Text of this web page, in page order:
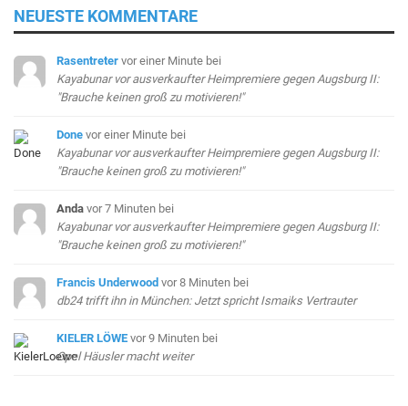
NEUESTE KOMMENTARE
Rasentreter vor einer Minute bei
Kayabunar vor ausverkaufter Heimpremiere gegen Augsburg II:
"Brauche keinen groß zu motivieren!"
Done vor einer Minute bei
Kayabunar vor ausverkaufter Heimpremiere gegen Augsburg II:
"Brauche keinen groß zu motivieren!"
Anda vor 7 Minuten bei
Kayabunar vor ausverkaufter Heimpremiere gegen Augsburg II:
"Brauche keinen groß zu motivieren!"
Francis Underwood vor 8 Minuten bei
db24 trifft ihn in München: Jetzt spricht Ismaiks Vertrauter
KIELER LÖWE vor 9 Minuten bei
Opel Häusler macht weiter